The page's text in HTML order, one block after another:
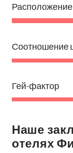
Расположение
Соотношение
Гей-фактор
Наше
отелях